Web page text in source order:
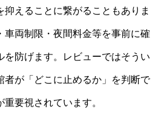
抑えることに繋がることもありま
車両制限・夜間料金等を事前に確
を防げます。レビューではそうい
者が「どこに止めるか」を判断で
要視されています。